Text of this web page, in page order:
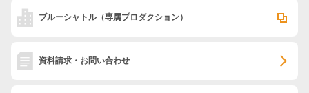
ブルーシャトル（専属プロダクション）
資料請求・お問い合わせ